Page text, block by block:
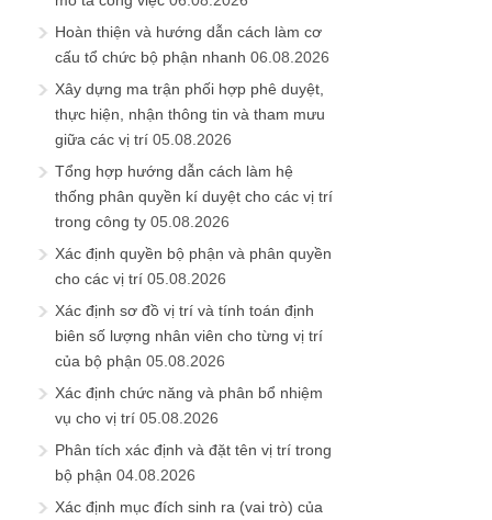
Hoàn thiện và hướng dẫn cách làm cơ
cấu tổ chức bộ phận nhanh 06.08.2026
Xây dựng ma trận phối hợp phê duyệt,
thực hiện, nhận thông tin và tham mưu
giữa các vị trí 05.08.2026
Tổng hợp hướng dẫn cách làm hệ
thống phân quyền kí duyệt cho các vị trí
trong công ty 05.08.2026
Xác định quyền bộ phận và phân quyền
cho các vị trí 05.08.2026
Xác định sơ đồ vị trí và tính toán định
biên số lượng nhân viên cho từng vị trí
của bộ phận 05.08.2026
Xác định chức năng và phân bổ nhiệm
vụ cho vị trí 05.08.2026
Phân tích xác định và đặt tên vị trí trong
bộ phận 04.08.2026
Xác định mục đích sinh ra (vai trò) của